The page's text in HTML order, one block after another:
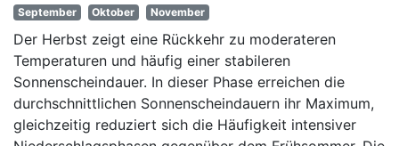
September Oktober November
Der Herbst zeigt eine Rückkehr zu moderateren
Temperaturen und häufig einer stabileren
Sonnenscheindauer. In dieser Phase erreichen die
durchschnittlichen Sonnenscheindauern ihr Maximum,
gleichzeitig reduziert sich die Häufigkeit intensiver